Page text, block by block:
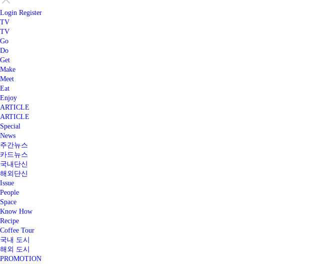
Login Register
TV
TV
Go
Do
Get
Make
Meet
Eat
Enjoy
ARTICLE
ARTICLE
Special
News
주간뉴스
카드뉴스
국내단신
해외단신
Issue
People
Space
Know How
Recipe
Coffee Tour
국내 도시
해외 도시
PROMOTION